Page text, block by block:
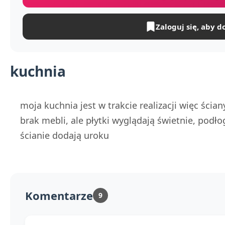
kuchnia
moja kuchnia jest w trakcie realizacji więc
brak mebli, ale płytki wyglądają świetnie,
ścianie dodają uroku
Zaloguj się, aby
Komentarze 9